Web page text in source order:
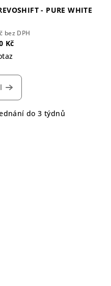
- PURE WHITE
bez DPH
Kč
do 3 týdnů